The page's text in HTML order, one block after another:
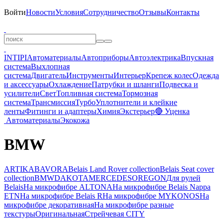
ВойтиНовостиУсловияСотрудничествоОтзывыКонтакты
INTIPIАвтоматериалыАвтоприборыАвтоэлектрикаВпускная
системаВыхлопная
системаДвигательИнструментыИнтерьерКрепеж колесОдежда
и аксессуарыОхлаждениеПатрубки и шлангиПодвеска и
усилителиСветТопливная системаТормозная
системаТрансмиссияТурбоУплотнители и клейкие
лентыФитинги и адаптерыХимияЭкстерьер🔴 Уценка
АвтоматериалыЭкокожа
BMW
ARTIKABAVORABelais Land Rover collectionBelais Seat cover
collectionBMWDAKOTAMERCEDESOREGONДля рулей
BelaisНа микрофибре ALTONAНа микрофибре Belais Nappa
ETNНа микрофибре Belais RНа микрофибре MYKONOSНа
микрофибре декоративнаяНа микрофибре разные
текстурыОригинальнаяСтрейчевая CITY